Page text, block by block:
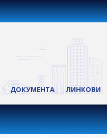
ДОКУМЕНТА ЛИНКОВИ